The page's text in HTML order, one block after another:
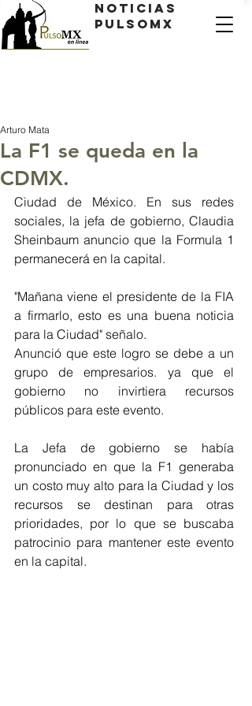
Noticias
PulsoMX
La F1 se queda en la
CDMX.
Arturo Mata
Ciudad de México. En sus redes
sociales, la jefa de gobierno, Claudia
Sheinbaum anuncio que la Formula 1
permanecerá en la capital.
"Mañana viene el presidente de la FIA
a firmarlo, esto es una buena noticia
para la Ciudad" señalo.
Anunció que este logro se debe a un
grupo de empresarios. ya que el
gobierno no invirtiera recursos
públicos para este evento.
La Jefa de gobierno se había
pronunciado en que la F1 generaba
un costo muy alto para la Ciudad y los
recursos se destinan para otras
prioridades, por lo que se buscaba
patrocinio para mantener este evento
en la capital.